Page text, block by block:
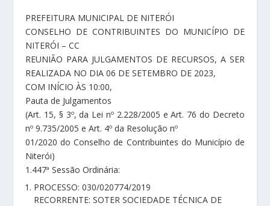
PREFEITURA MUNICIPAL DE NITERÓI
CONSELHO DE CONTRIBUINTES DO MUNICÍPIO DE
NITERÓI – CC
REUNIÃO PARA JULGAMENTOS DE RECURSOS, A SER
REALIZADA NO DIA 06 DE SETEMBRO DE 2023,
COM INÍCIO ÀS 10:00,
Pauta de Julgamentos
(Art. 15, § 3º, da Lei nº 2.228/2005 e Art. 76 do Decreto
nº 9.735/2005 e Art. 4º da Resolução nº
01/2020 do Conselho de Contribuintes do Município de
Niterói)
1.447ª Sessão Ordinária:
PROCESSO: 030/020774/2019
RECORRENTE: SOTER SOCIEDADE TÉCNICA DE